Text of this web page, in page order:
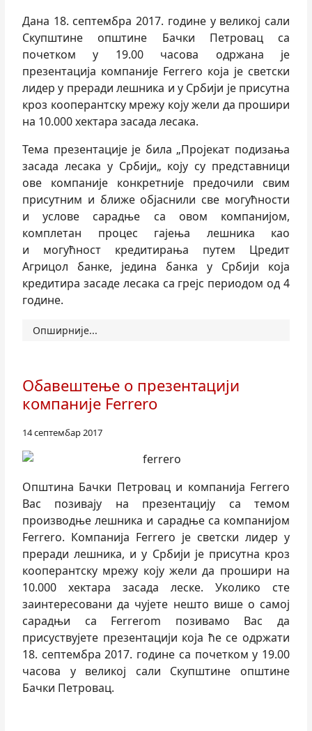
Дана 18. септембра 2017. године у великој сали
Скупштине општине Бачки Петровац са
почетком у 19.00 часова одржана је
презентација компаније Ferrero која је светски
лидер у преради лешника и у Србији је присутна
кроз кооперантску мрежу коју жели да прошири
на 10.000 хектара засада лесака.
Тема презентације је била „Пројекат подизања
засада лесака у Србији„ коју су представници
ове компаније конкретније предочили свим
присутним и ближе објаснили све могућности
и услове сарадње са овом компанијом,
комплетан процес гајења лешника као
и могућност кредитирања путем Цредит
Агрицол банке, једина банка у Србији која
кредитира засаде лесака са грејс периодом од 4
године.
Опширније...
Обавештење о презентацији
компаније Ferrero
14 септембар 2017
Општина Бачки Петровац и компанија Ferrero
Вас позивају на презентацију са темом
производње лешника и сарадње са компанијом
Ferrero. Компанија Ferrero је светски лидер у
преради лешника, и у Србији је присутна кроз
кооперантску мрежу коју жели да прошири на
10.000 хектара засада леске. Уколико сте
заинтересовани да чујете нешто више о самој
сарадњи са Ferrerom позивамо Вас да
присуствујете презентацији која ће се одржати
18. септембра 2017. године са почетком у 19.00
часова у великој сали Скупштине општине
Бачки Петровац.